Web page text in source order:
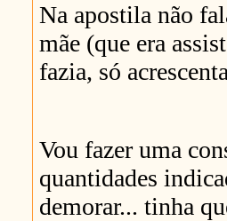
Na apostila não
mãe (que era
fazia, só
Vou fazer uma
quantidades
demorar... tinha